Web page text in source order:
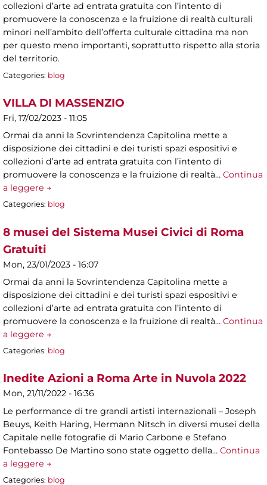
collezioni d’arte ad entrata gratuita con l’intento di
promuovere la conoscenza e la fruizione di realtà culturali
minori nell’ambito dell’offerta culturale cittadina ma non
per questo meno importanti, soprattutto rispetto alla storia
del territorio.
Categories: blog
VILLA DI MASSENZIO
Fri, 17/02/2023 - 11:05
Ormai da anni la Sovrintendenza Capitolina mette a
disposizione dei cittadini e dei turisti spazi espositivi e
collezioni d’arte ad entrata gratuita con l’intento di
promuovere la conoscenza e la fruizione di realtà… Continua
a leggere →
Categories: blog
8 musei del Sistema Musei Civici di Roma
Gratuiti
Mon, 23/01/2023 - 16:07
Ormai da anni la Sovrintendenza Capitolina mette a
disposizione dei cittadini e dei turisti spazi espositivi e
collezioni d’arte ad entrata gratuita con l’intento di
promuovere la conoscenza e la fruizione di realtà… Continua
a leggere →
Categories: blog
Inedite Azioni a Roma Arte in Nuvola 2022
Mon, 21/11/2022 - 16:36
Le performance di tre grandi artisti internazionali – Joseph
Beuys, Keith Haring, Hermann Nitsch in diversi musei della
Capitale nelle fotografie di Mario Carbone e Stefano
Fontebasso De Martino sono state oggetto della… Continua
a leggere →
Categories: blog